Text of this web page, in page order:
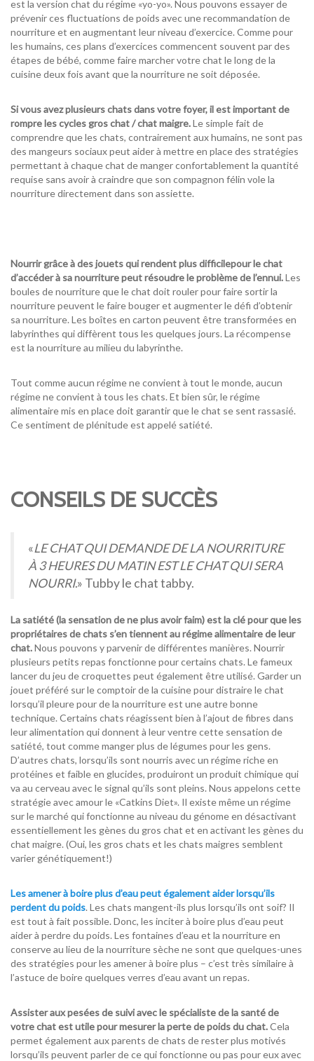
est la version chat du régime «yo-yo». Nous pouvons essayer de
prévenirces fluctuations depoids avec une recommandation de
nourriture et en augmentant leur niveau d’exercice. Comme pour
les humains, ces plans d’exercices commencent souvent par des
étapes de bébé, comme faire marcher votre chat le long de la
cuisine deux fois avant que la nourriture ne soit déposée.
Si vous avez plusieurs chats dans votre foyer, il est important de
rompre les cycles groschat/chatmaigre.Le simple fait de
comprendre que les chats, contrairement aux humains, ne sont pas
des mangeurs sociaux peut aider à mettre en place des stratégies
permettant à chaque chat de manger confortablement la quantité
requise sans avoir à craindre que son compagnon félin vole la
nourriture directement dans son assiette.
Nourrirgrâce àdes jouets qui rendent plusdifficilepour le chat
d’accéder à sa nourriture peut résoudre le problème de l’ennui.Les
boules de nourriture que le chat doit rouler pour faire sortir la
nourriture peuvent le faire bouger et augmenter le défi d’obtenir
sa nourriture. Les boîtes en carton peuvent être transformées en
labyrinthes qui diffèrent tous les quelques jours. La récompense
est la nourriture au milieu du labyrinthe.
Tout comme aucun régime ne convient à tout le monde, aucun
régime ne convient à tous les chats. Et bien sûr, le régime
alimentaire mis en place doit garantir que le chat se sent rassasié.
Ce sentiment de plénitude est appelé satiété.
CONSEILS DE SUCCÈS
«LE CHAT QUI DEMANDE DE LA NOURRITURE
À 3 HEURES DU MATIN EST LE CHAT QUI SERA
NOURRI.» Tubbyle chattabby.
La satiété (la sensation de ne plus avoir faim) est la clé pour que les
propriétaires de chats s’en tiennent au régime alimentaire de leur
chat.Nous pouvons y parvenir de différentes manières. Nourrir
plusieurs petits repas fonctionne pour certains chats. Le fameux
lancer du jeu de croquettes peut également être utilisé. Garder un
jouet préféré sur le comptoir de la cuisine pour distraire le chat
lorsqu’il pleure pour de la nourriture est une autre bonne
technique. Certains chats réagissent bien à l’ajout de fibres dans
leur alimentation qui donnent à leur ventre cette sensation de
satiété, tout comme manger plus de légumes pour les gens.
D’autres chats, lorsqu’ils sont nourris avec un régime riche en
protéines et faible en glucides, produiront un produit chimique qui
va au cerveau avec le signal qu’ils sont pleins. Nous appelons cette
stratégie avec amour le «Catkins Diet». Il existe même un régime
sur le marché qui fonctionneau niveau du génome en désactivant
essentiellement les gènes du gros chat et en activant les gènes du
chat maigre. (Oui, les gros chats et les chats maigres semblent
varier génétiquement!)
Les amener à boire plus d’eau peut également aider lorsqu’ils
perdent du poids. Les chats mangent-ils plus lorsqu’ils ont soif? Il
est tout à fait possible. Donc, les inciter à boire plus d’eau peut
aider à perdre du poids. Les fontaines d’eau et la nourriture en
conserve au lieu de la nourriture sèche ne sont que quelques-unes
des stratégies pour les amener à boire plus – c’est très similaireà
l’astuce de boire quelques verres d’eau avant un repas.
Assister aux pesées de suivi avec le spécialiste de la santé de
votre chat est utile pour mesurer la perte de poids du chat.Cela
permet également aux parents de chats de rester plus motivés
lorsqu’ils peuvent parler de ce qui fonctionne ou pas pour eux avec